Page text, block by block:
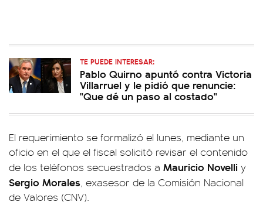
TE PUEDE INTERESAR:
Pablo Quirno apuntó contra Victoria
Villarruel y le pidió que renuncie:
"Que dé un paso al costado"
El requerimiento se formalizó el lunes, mediante un
oficio en el que el fiscal solicitó revisar el contenido
de los teléfonos secuestrados a Mauricio Novelli y
Sergio Morales, exasesor de la Comisión Nacional
de Valores (CNV).